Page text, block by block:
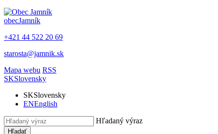
obecJamník
+421 44 522 20 69
starosta@jamnik.sk
Mapa webu RSS
SKSlovensky
SKSlovensky
ENEnglish
Hľadaný výraz
Hľadať